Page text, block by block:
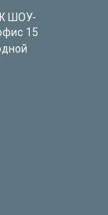
ШОУ-
15